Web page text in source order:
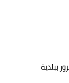
ببلدية